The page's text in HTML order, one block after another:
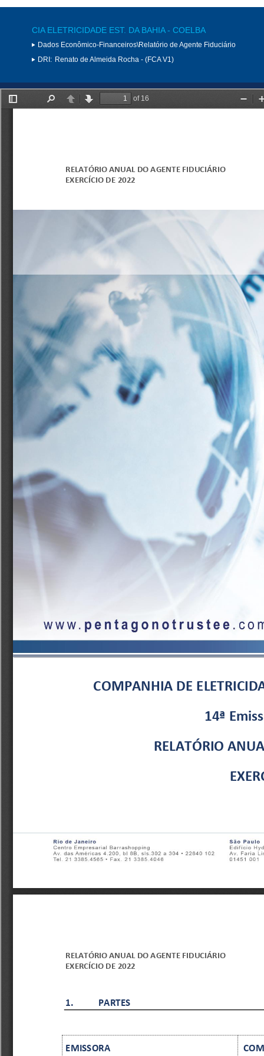
CIA ELETRICIDADE EST. DA BAHIA - COELBA
Dados Econômico-Financeiros\Relatório de Agente Fiduciário
DRI: Renato de Almeida Rocha - (FCA V1)